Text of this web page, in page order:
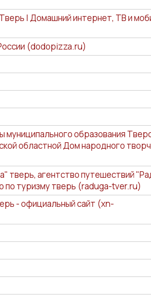
| Домашний интернет, ТВ и
(dodopizza.ru)
образования
областной Дом народного
тверь, агентство путешествий
по туризму тверь (raduga-tver.ru)
- официальный сайт (xn-